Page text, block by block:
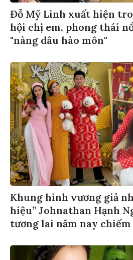
Đỗ Mỹ Linh xuất hiện
hội chị em, phong thái
"nàng dâu hào môn"
Khung hình vương giả
hiệu” Johnathan Hạnh
tương lai năm nay